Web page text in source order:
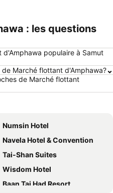
: les questions
populaire à Samut
Marché flottant d'Amphawa?
de Marché flottant
Numsin Hotel
Navela Hotel & Convention
Tai-Shan Suites
Wisdom Hotel
Baan Tai Had Resort